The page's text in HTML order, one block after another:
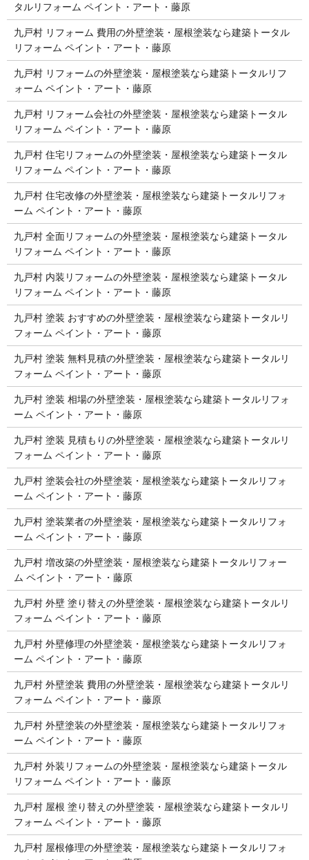
タルリフォーム ペイント・アート・藤原
九戸村 リフォーム 費用の外壁塗装・屋根塗装なら建築トータル
リフォーム ペイント・アート・藤原
九戸村 リフォームの外壁塗装・屋根塗装なら建築トータルリフ
ォーム ペイント・アート・藤原
九戸村 リフォーム会社の外壁塗装・屋根塗装なら建築トータル
リフォーム ペイント・アート・藤原
九戸村 住宅リフォームの外壁塗装・屋根塗装なら建築トータル
リフォーム ペイント・アート・藤原
九戸村 住宅改修の外壁塗装・屋根塗装なら建築トータルリフォ
ーム ペイント・アート・藤原
九戸村 全面リフォームの外壁塗装・屋根塗装なら建築トータル
リフォーム ペイント・アート・藤原
九戸村 内装リフォームの外壁塗装・屋根塗装なら建築トータル
リフォーム ペイント・アート・藤原
九戸村 塗装 おすすめの外壁塗装・屋根塗装なら建築トータルリ
フォーム ペイント・アート・藤原
九戸村 塗装 無料見積の外壁塗装・屋根塗装なら建築トータルリ
フォーム ペイント・アート・藤原
九戸村 塗装 相場の外壁塗装・屋根塗装なら建築トータルリフォ
ーム ペイント・アート・藤原
九戸村 塗装 見積もりの外壁塗装・屋根塗装なら建築トータルリ
フォーム ペイント・アート・藤原
九戸村 塗装会社の外壁塗装・屋根塗装なら建築トータルリフォ
ーム ペイント・アート・藤原
九戸村 塗装業者の外壁塗装・屋根塗装なら建築トータルリフォ
ーム ペイント・アート・藤原
九戸村 増改築の外壁塗装・屋根塗装なら建築トータルリフォー
ム ペイント・アート・藤原
九戸村 外壁 塗り替えの外壁塗装・屋根塗装なら建築トータルリ
フォーム ペイント・アート・藤原
九戸村 外壁修理の外壁塗装・屋根塗装なら建築トータルリフォ
ーム ペイント・アート・藤原
九戸村 外壁塗装 費用の外壁塗装・屋根塗装なら建築トータルリ
フォーム ペイント・アート・藤原
九戸村 外壁塗装の外壁塗装・屋根塗装なら建築トータルリフォ
ーム ペイント・アート・藤原
九戸村 外装リフォームの外壁塗装・屋根塗装なら建築トータル
リフォーム ペイント・アート・藤原
九戸村 屋根 塗り替えの外壁塗装・屋根塗装なら建築トータルリ
フォーム ペイント・アート・藤原
九戸村 屋根修理の外壁塗装・屋根塗装なら建築トータルリフォ